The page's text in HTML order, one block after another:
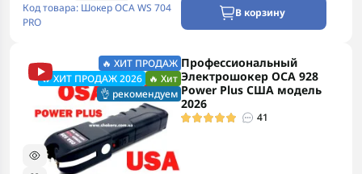
Код товара: Шокер ОСА WS 704
PRO
В корзину
🔥 ХИТ ПРОДАЖ
🔥 ХИТ ПРОДАЖ 2026 🔥 Хит
👌 рекомендуем
Профессиональный
Электрошокер ОСА 928
Power Plus США модель
2026
41